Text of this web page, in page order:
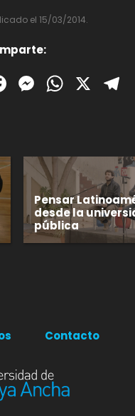
el 15/03/2014.
Facebook
X
Pensar
desde la
pública
Contacto